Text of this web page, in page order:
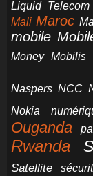
Liquid Telecom
Mali Maroc
mobile
Money Mobilis
Naspers NCC
Nokia
Ouganda
Rwanda
Satellite